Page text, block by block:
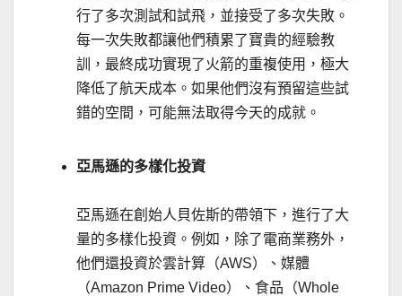
行了多次測試和試飛，並接受了多次失敗。
每一次失敗都讓他們積累了寶貴的經驗教
訓，最終成功實現了火箭的重複使用，極大
降低了航天成本。如果他們沒有預留這些試
錯的空間，可能無法取得今天的成就。
亞馬遜的多樣化投資
亞馬遜在創始人貝佐斯的帶領下，進行了大
量的多樣化投資。例如，除了電商業務外，
他們還投資於雲計算（AWS）、媒體
（Amazon Prime Video）、食品（Whole